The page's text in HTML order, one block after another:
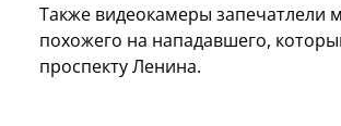
Также видеокамеры запечатлели
похожего на нападавшего,
проспекту Ленина.